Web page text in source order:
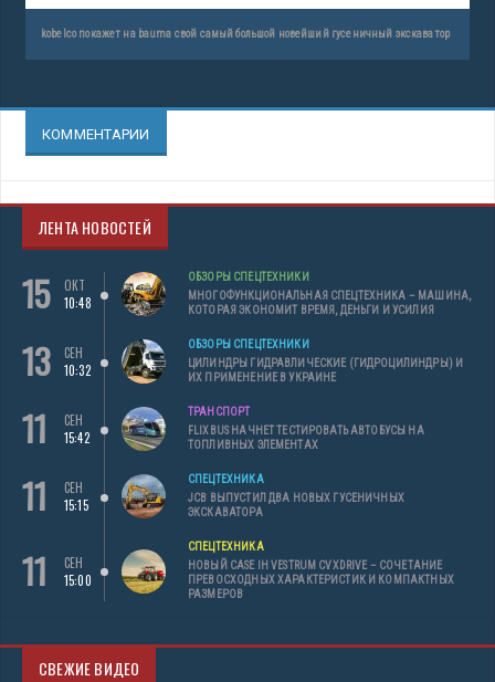
kobelco покажет на bauma свой самый большой новейший гусеничный экскаватор
КОММЕНТАРИИ
ЛЕНТА НОВОСТЕЙ
15
ОКТ
10:48
ОБЗОРЫ СПЕЦТЕХНИКИ
МНОГОФУНКЦИОНАЛЬНАЯ СПЕЦТЕХНИКА – МАШИНА,
КОТОРАЯ ЭКОНОМИТ ВРЕМЯ, ДЕНЬГИ И УСИЛИЯ
13
СЕН
10:32
ОБЗОРЫ СПЕЦТЕХНИКИ
ЦИЛИНДРЫ ГИДРАВЛИЧЕСКИЕ (ГИДРОЦИЛИНДРЫ) И
ИХ ПРИМЕНЕНИЕ В УКРАИНЕ
11
СЕН
15:42
ТРАНСПОРТ
FLIXBUS НАЧНЕТ ТЕСТИРОВАТЬ АВТОБУСЫ НА
ТОПЛИВНЫХ ЭЛЕМЕНТАХ
11
СЕН
15:15
СПЕЦТЕХНИКА
JCB ВЫПУСТИЛ ДВА НОВЫХ ГУСЕНИЧНЫХ
ЭКСКАВАТОРА
11
СЕН
15:00
СПЕЦТЕХНИКА
НОВЫЙ CASE IH VESTRUM CVXDRIVE – СОЧЕТАНИЕ
ПРЕВОСХОДНЫХ ХАРАКТЕРИСТИК И КОМПАКТНЫХ
РАЗМЕРОВ
СВЕЖИЕ ВИДЕО